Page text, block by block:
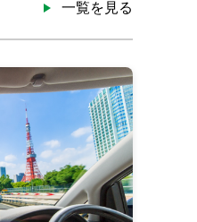
一覧を見る